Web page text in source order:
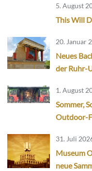
5. August
This Will
20. Januar
Neues
der Ruhr-
1. August
Sommer,
Outdoor-
31. Juli
Museum
neue